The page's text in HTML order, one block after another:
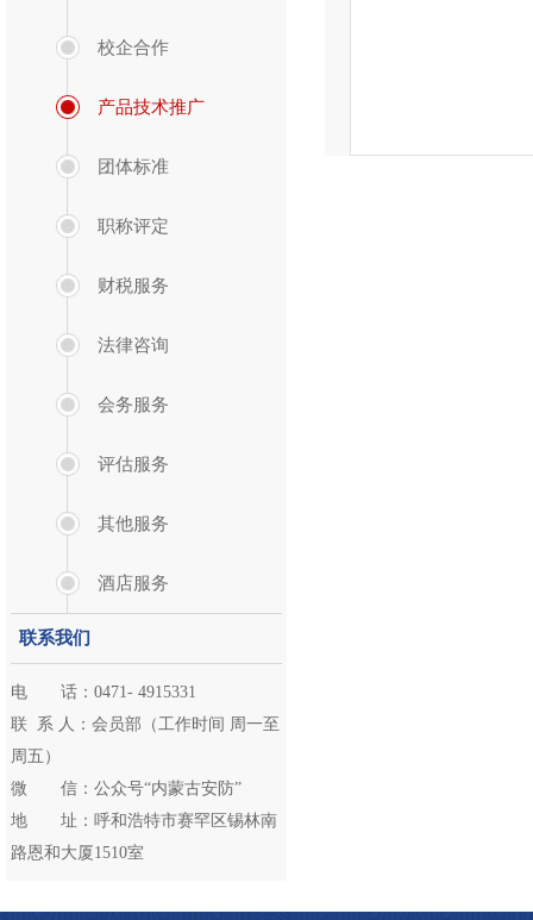
校企合作
产品技术推广
团体标准
职称评定
财税服务
法律咨询
会务服务
评估服务
其他服务
酒店服务
联系我们
电 话：0471- 4915331
联 系 人：会员部（工作时间 周一至
周五）
微 信：公众号“内蒙古安防”
地 址：呼和浩特市赛罕区锡林南
路恩和大厦1510室